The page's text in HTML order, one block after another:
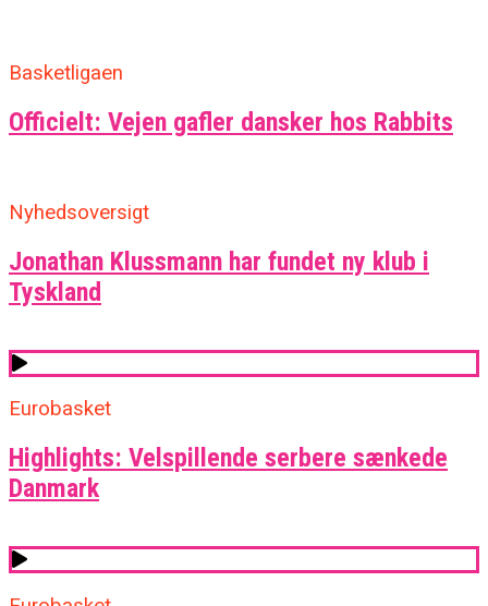
Basketligaen
Officielt: Vejen gafler dansker hos Rabbits
Nyhedsoversigt
Jonathan Klussmann har fundet ny klub i
Tyskland
Eurobasket
Highlights: Velspillende serbere sænkede
Danmark